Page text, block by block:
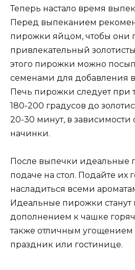
Теперь настало время
Перед выпеканием
пирожки яйцом, чтобы они
привлекательный
этого пирожки можно
семенами для добавления
Печь пирожки следует при
180-200 градусов до
20-30 минут, в зависимости
начинки.
После выпечки идеальные
подаче на стол. Подайте их
насладиться всеми
Идеальные пирожки
дополнением к чашке
также отличным угощением
праздник или гостинице.